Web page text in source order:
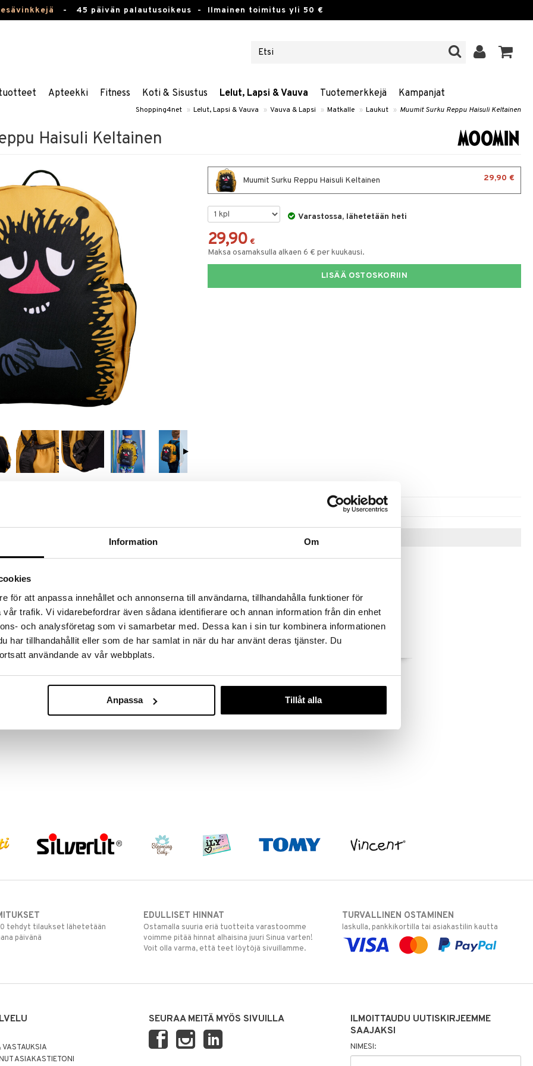
Information Om
för att anpassa innehållet och annonserna till användarna, tillhandahålla funktioner för
trafik. Vi vidarebefordrar även sådana identifierare och annan information från din enhet
och analysföretag som vi samarbetar med. Dessa kan i sin tur kombinera informationen
har tillhandahållit eller som de har samlat in när du har använt deras tjänster. Du
användande av vår webbplats.
Anpassa Tillåt alla
- 45 päivän palautusoikeus - Ilmainen toimitus yli 50 €
Apteekki Fitness Koti & Sisustus Lelut, Lapsi & Vauva Tuotemerkkejä Kampanjat
Shopping4net » Lelut, Lapsi & Vauva » Vauva & Lapsi » Matkalle » Laukut » Muumit Surku Reppu Haisuli Keltainen
Haisuli Keltainen
Muumit Surku Reppu Haisuli Keltainen 29,90 €
Varastossa, lähetetään heti
29,90 €
Maksa osamaksulla alkaen 6 € per kuukausi.
LISÄÄ OSTOSKORIIN
löydöt kotiin!
tehdä löytöjä suuresta ALEstamme. Juuri
31.8.2026 asti mutta ole nopea -
voivat päästä loppumaan!
ale-löydöt »
polyesterikankaasta. Yksi osasto, jossa on
sisätasku ja avoimet taskut sivuilla,
säädettävät, pehmustetut olkahihnat ja pieni
MUMIN
29,90
tehdyt tilaukset lähetetään
päivänä
EDULLISET HINNAT
Ostamalla suuria eriä tuotteita varastoomme
voimme pitää hinnat alhaisina juuri Sinua varten!
Voit olla varma, että teet löytöjä sivuillamme.
TURVALLINEN OSTAMINEN
laskulla, pankkikortilla tai asiakastilin kautta
ASIAKASTIETONI
SEURAA MEITÄ MYÖS SIVUILLA
ILMOITTAUDU UUTISKIRJEEMME
SAAJAKSI
NIMESI: